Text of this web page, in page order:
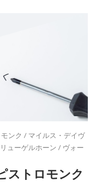
ンク / マイルス・デイヴ
ューゲルホーン/ ヴォー
ストロモンク